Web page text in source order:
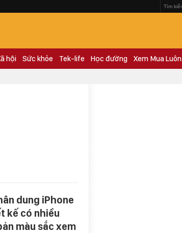
hội Sức khỏe Tek-life Học đường Xem Mua Luôn
dung iPhone
kế có nhiều
màu sắc xem